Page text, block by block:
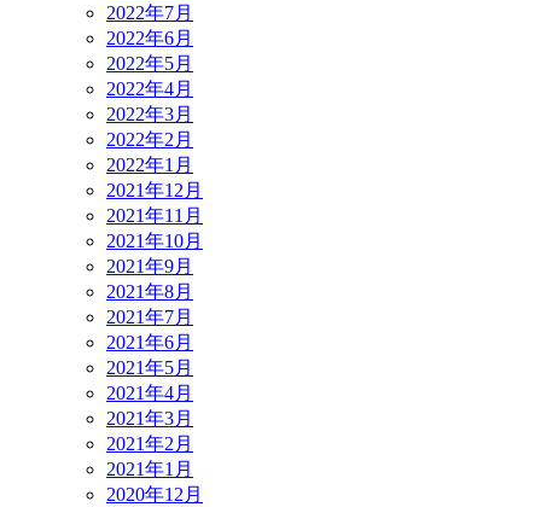
2022年7月
2022年6月
2022年5月
2022年4月
2022年3月
2022年2月
2022年1月
2021年12月
2021年11月
2021年10月
2021年9月
2021年8月
2021年7月
2021年6月
2021年5月
2021年4月
2021年3月
2021年2月
2021年1月
2020年12月